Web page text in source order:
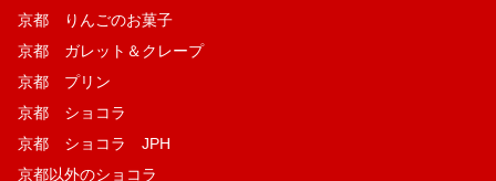
京都 りんごのお菓子
京都 ガレット＆クレープ
京都 プリン
京都 ショコラ
京都 ショコラ JPH
京都以外のショコラ